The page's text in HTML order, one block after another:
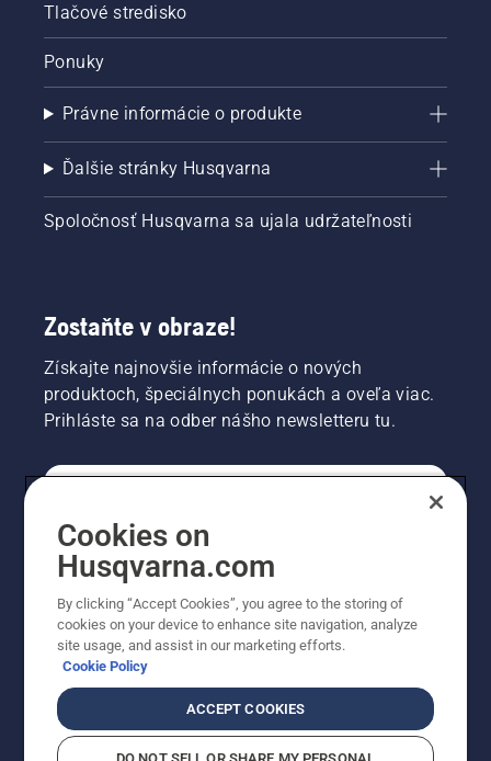
Tlačové stredisko
Ponuky
Právne informácie o produkte
Ďalšie stránky Husqvarna
Spoločnosť Husqvarna sa ujala udržateľnosti
Zostaňte v obraze!
Získajte najnovšie informácie o nových
produktoch, špeciálnych ponukách a oveľa viac.
Prihláste sa na odber nášho newsletteru tu.
PROFESIONÁLNE
Cookies on
Husqvarna.com
By clicking “Accept Cookies”, you agree to the storing of
cookies on your device to enhance site navigation, analyze
site usage, and assist in our marketing efforts.
Cookie Policy
ACCEPT COOKIES